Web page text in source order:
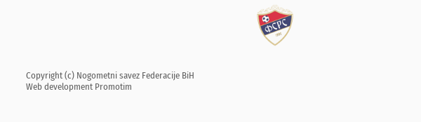
Copyright (c) Nogometni savez Federacije BiH
Web development Promotim